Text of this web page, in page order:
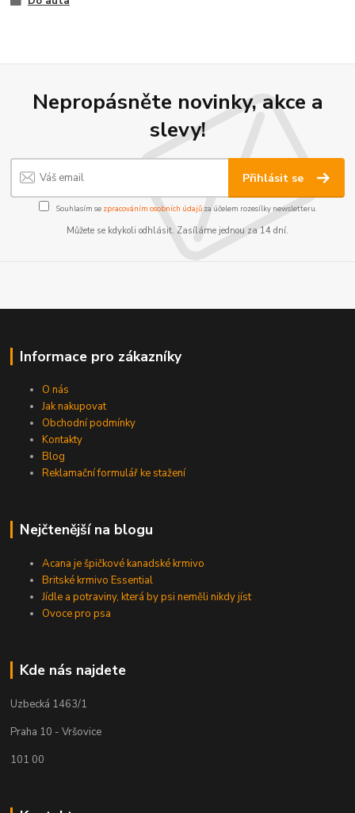
Nepropásněte novinky, akce a
slevy!
Přihlásit se
Souhlasím se zpracováním osobních údajůza účelem rozesílky newsletteru.
Můžete se kdykoli odhlásit. Zasíláme jednou za 14 dní.
Informace pro zákazníky
O nás
Jak nakupovat
Obchodní podmínky
Kontakty
Blog
Reklamační formulář ke stažení
Nejčtenější na blogu
Acana je špičkové kanadské krmivo
Britské krmivo Essential
Jídle a potraviny, která by psi neměli nikdy jíst
Ovoce pro psa
Kde nás najdete
Uzbecká 1463/1
Praha 10 - Vršovice
101 00